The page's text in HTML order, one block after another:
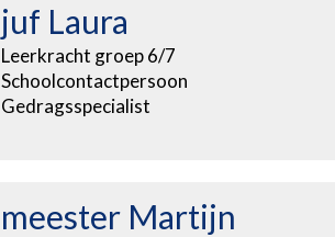
juf Laura
Leerkracht groep 6/7
Schoolcontactpersoon
Gedragsspecialist
meester Martijn